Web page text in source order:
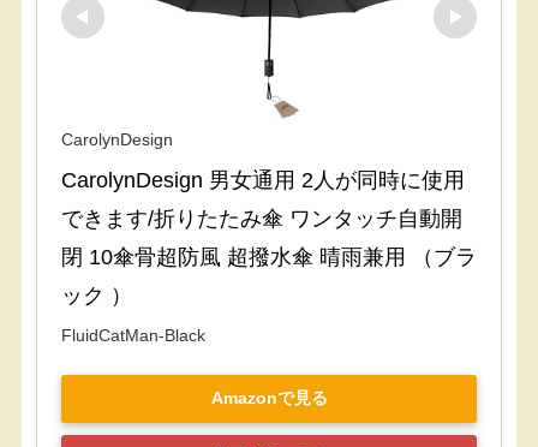
CarolynDesign
CarolynDesign 男女通用 2人が同時に使用
できます/折りたたみ傘 ワンタッチ自動開
閉 10傘骨超防風 超撥水傘 晴雨兼用 （ブラ
ック ）
FluidCatMan-Black
Amazonで見る